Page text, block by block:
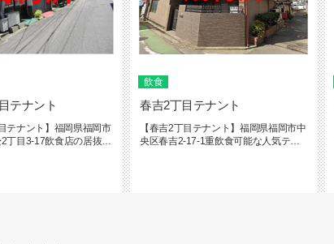
テナント
テナント】福岡県福岡市
丁目3-17飲食店の居抜き
飲食
春吉2丁目テナント
【春吉2丁目テナント】福岡県福岡市中
央区春吉2-17-1重飲食可能な人気テナ